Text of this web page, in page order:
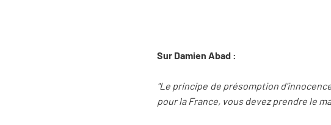
Sur Damien Abad :
"Le principe de présomption
pour la France, vous devez prendre le